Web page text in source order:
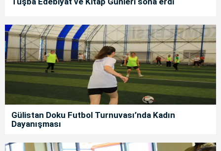
Gülistan Doku Futbol Turnuvası’nda Kadın
Dayanışması